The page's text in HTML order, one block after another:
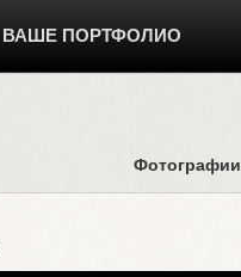
ВАШЕ ПОРТФОЛИО
Фотографии